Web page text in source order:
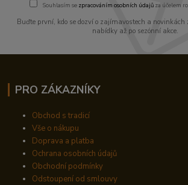
Souhlasím se zpracováním osobních údajůza účelem
Buďte první, kdo se dozví o zajímavostech a novinkách
nabídky až po sezónní akce.
PRO ZÁKAZNÍKY
Obchod s tradicí
Vše o nákupu
Doprava a platba
Ochrana osobních údajů
Obchodní podmínky
Odstoupení od smlouvy